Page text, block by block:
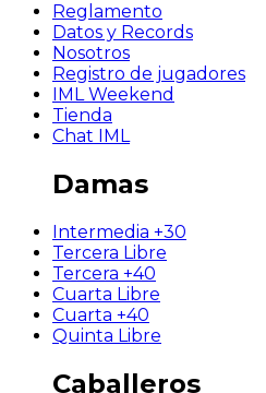
Reglamento
Datos y Records
Nosotros
Registro de jugadores
IML Weekend
Tienda
Chat IML
Damas
Intermedia +30
Tercera Libre
Tercera +40
Cuarta Libre
Cuarta +40
Quinta Libre
Caballeros